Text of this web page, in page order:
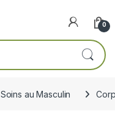
0
Soins au Masculin